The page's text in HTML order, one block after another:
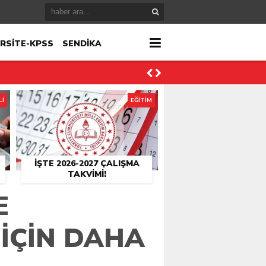
KPSS SENDİKA
İŞTE 2026-2027 ÇALIŞMA
TAKVIMI!
EĞİTİM
DAHA